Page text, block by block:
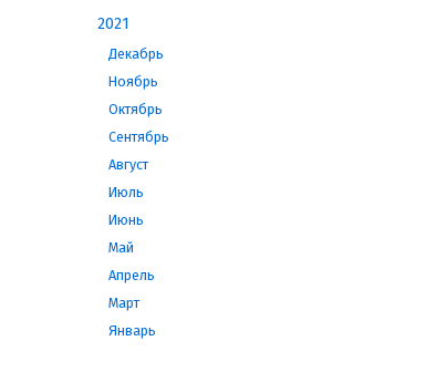
2021
Декабрь
Ноябрь
Октябрь
Сентябрь
Август
Июль
Июнь
Май
Апрель
Март
Январь